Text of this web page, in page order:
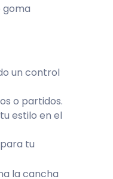
goma
un control
o partidos.
estilo en el
tu
la cancha